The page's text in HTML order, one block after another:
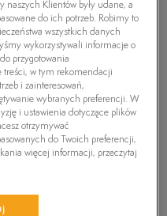
otrzymasz od nas
naszych Klientów były udane, a
do ich potrzeb. Robimy to
wszystkich danych
wykorzystywali informacje o
przygotowania
treści, w tym rekomendacji
i zainteresowań,
wybranych preferencji. W
i ustawienia dotyczące plików
otrzymywać
do Twoich preferencji,
więcej informacji, przeczytaj